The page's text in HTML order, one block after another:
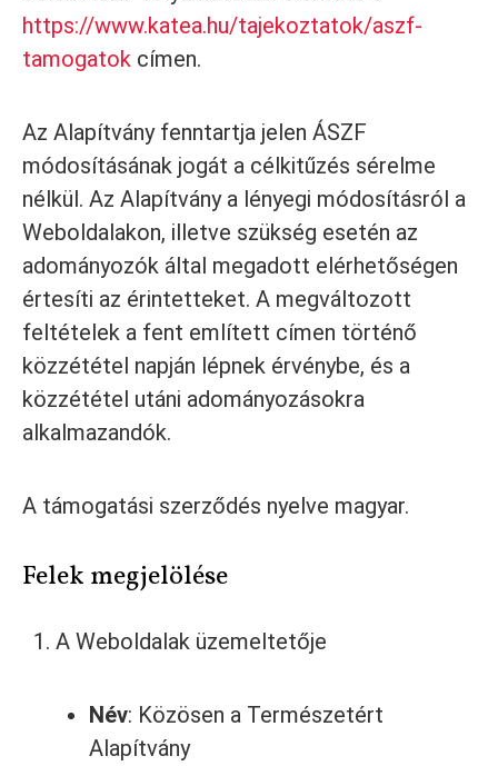
https://www.katea.hu/tajekoztatok/aszf-
tamogatok címen.
Az Alapítvány fenntartja jelen ÁSZF
módosításának jogát a célkitűzés sérelme
nélkül. Az Alapítvány a lényegi módosításról a
Weboldalakon, illetve szükség esetén az
adományozók által megadott elérhetőségen
értesíti az érintetteket. A megváltozott
feltételek a fent említett címen történő
közzététel napján lépnek érvénybe, és a
közzététel utáni adományozásokra
alkalmazandók.
A támogatási szerződés nyelve magyar.
Felek megjelölése
A Weboldalak üzemeltetője
Név: Közösen a Természetért
Alapítvány